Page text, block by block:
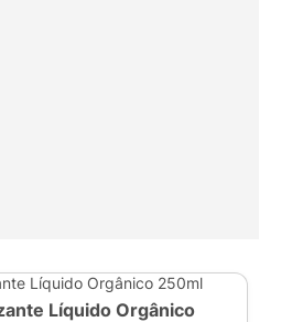
Líquido Orgânico